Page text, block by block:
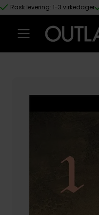
Hopp til hovedinnhold
Rask levering: 1-3 virkedager